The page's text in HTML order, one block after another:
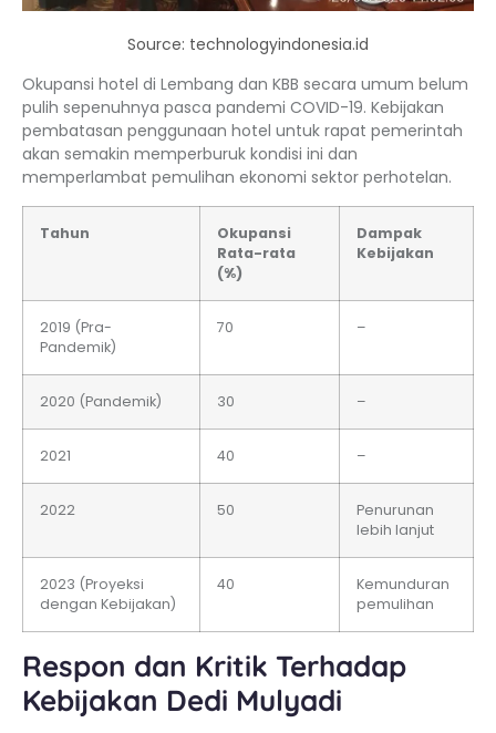
Source: technologyindonesia.id
Okupansi hotel di Lembang dan KBB secara umum belum
pulih sepenuhnya pasca pandemi COVID-19. Kebijakan
pembatasan penggunaan hotel untuk rapat pemerintah
akan semakin memperburuk kondisi ini dan
memperlambat pemulihan ekonomi sektor perhotelan.
Tahun
Okupansi
Rata-rata
(%)
Dampak
Kebijakan
2019 (Pra-
Pandemik)
70 –
2020 (Pandemik) 30 –
2021 40 –
2022 50
Penurunan
lebih lanjut
2023 (Proyeksi
dengan Kebijakan)
40
Kemunduran
pemulihan
Respon dan Kritik Terhadap
Kebijakan Dedi Mulyadi